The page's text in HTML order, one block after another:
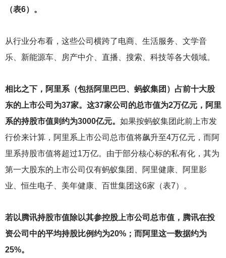
（表6）。
从行业分布看，这些公司横跨了电商、生活服务、文学音
乐、新能源车、房产中介、直播、搜索、科技等各大领域。
相比之下，阿里系（包括阿里巴巴、蚂蚁集团）占前十大股
东的上市公司为37家。这37家公司的总市值为2万亿元，阿里
系的持股市值则约为3000亿元。 如果按蚂蚁集团此前上市发
行价来计算，阿里系上市公司总市值将飙升至4万亿元，而阿
里系持股市值将超过1万亿。由于部分核心标的私有化，其为
第一大股东的上市公司仅有蚂蚁集团、阿里健康、阿里影
业、恒生电子、美年健康、百世集团这6家（表7）。
若以腾讯持股市值除以其参控股上市公司总市值，腾讯在投
资公司中的平均持股比例约为20%；而阿里这一数据约为
25%。